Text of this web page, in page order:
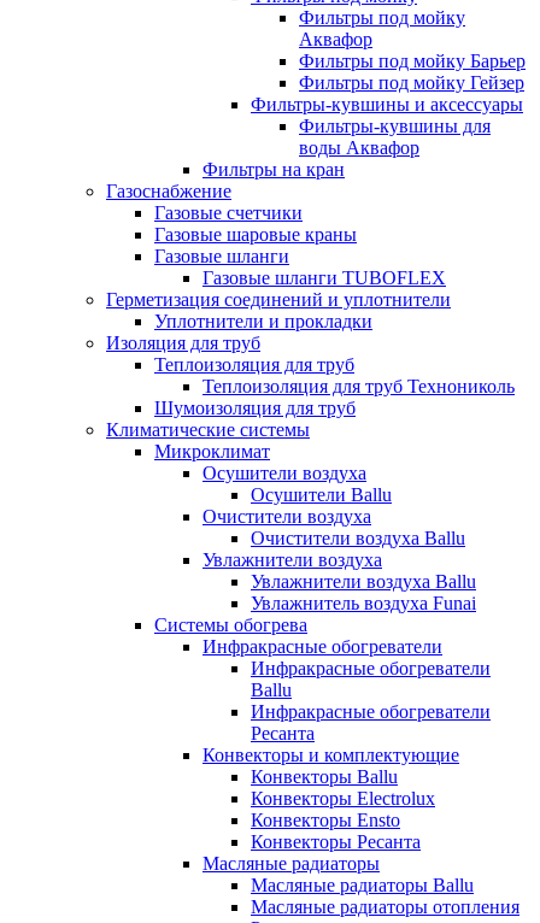
Фильтры под мойку
Аквафор
Фильтры под мойку Барьер
Фильтры под мойку Гейзер
Фильтры-кувшины и аксессуары
Фильтры-кувшины для
воды Аквафор
Фильтры на кран
Газоснабжение
Газовые счетчики
Газовые шаровые краны
Газовые шланги
Газовые шланги TUBOFLEX
Герметизация соединений и уплотнители
Уплотнители и прокладки
Изоляция для труб
Теплоизоляция для труб
Теплоизоляция для труб Технониколь
Шумоизоляция для труб
Климатические системы
Микроклимат
Осушители воздуха
Осушители Ballu
Очистители воздуха
Очистители воздуха Ballu
Увлажнители воздуха
Увлажнители воздуха Ballu
Увлажнитель воздуха Funai
Системы обогрева
Инфракрасные обогреватели
Инфракрасные обогреватели
Ballu
Инфракрасные обогреватели
Ресанта
Конвекторы и комплектующие
Конвекторы Ballu
Конвекторы Electrolux
Конвекторы Ensto
Конвекторы Ресанта
Масляные радиаторы
Масляные радиаторы Ballu
Масляные радиаторы отопления